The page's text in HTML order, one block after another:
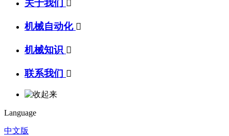
关于我们 
机械自动化 
机械知识 
联系我们 
Language
中文版